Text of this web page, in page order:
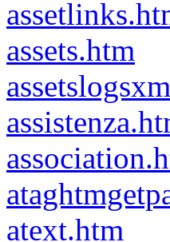
assets.htm
atext.htm